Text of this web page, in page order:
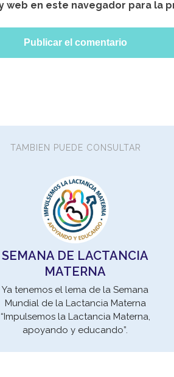
en este navegador para la
TAMBIEN PUEDE CONSULTAR
SEMANA DE LACTANCIA
MATERNA
Ya tenemos el lema de la Semana
Mundial de la Lactancia Materna
“Impulsemos la Lactancia Materna,
apoyando y educando”.